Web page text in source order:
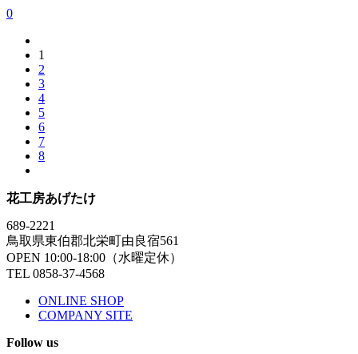
0
1
2
3
4
5
6
7
8
花工房あげたけ
689-2221
鳥取県東伯郡北栄町由良宿561
OPEN 10:00-18:00（水曜定休）
TEL 0858-37-4568
ONLINE SHOP
COMPANY SITE
Follow us